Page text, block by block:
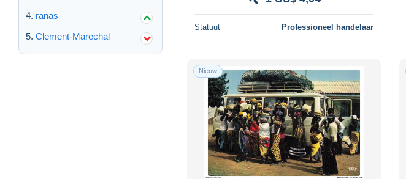
ranas
Clement-Marechal
Statuut Professioneel handelaar
Nieuw